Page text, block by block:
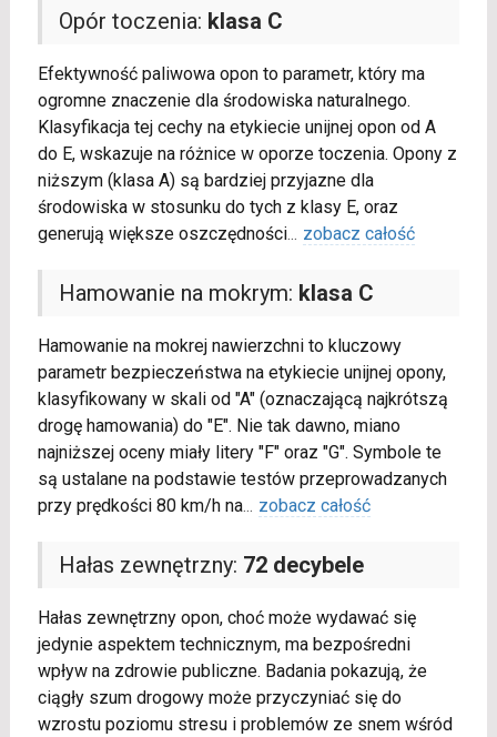
Opór toczenia: klasa C
Efektywność paliwowa opon to parametr, który ma
ogromne znaczenie dla środowiska naturalnego.
Klasyfikacja tej cechy na etykiecie unijnej opon od A
do E, wskazuje na różnice w oporze toczenia. Opony z
niższym (klasa A) są bardziej przyjazne dla
środowiska w stosunku do tych z klasy E, oraz
generują większe oszczędności... zobacz całość
Hamowanie na mokrym: klasa C
Hamowanie na mokrej nawierzchni to kluczowy
parametr bezpieczeństwa na etykiecie unijnej opony,
klasyfikowany w skali od "A" (oznaczającą najkrótszą
drogę hamowania) do "E". Nie tak dawno, miano
najniższej oceny miały litery "F" oraz "G". Symbole te
są ustalane na podstawie testów przeprowadzanych
przy prędkości 80 km/h na... zobacz całość
Hałas zewnętrzny: 72 decybele
Hałas zewnętrzny opon, choć może wydawać się
jedynie aspektem technicznym, ma bezpośredni
wpływ na zdrowie publiczne. Badania pokazują, że
ciągły szum drogowy może przyczyniać się do
wzrostu poziomu stresu i problemów ze snem wśród